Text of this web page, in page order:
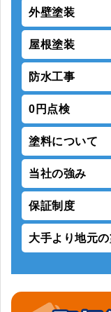
外壁塗装
屋根塗装
防水工事
0円点検
塗料について
当社の強み
保証制度
大手より地元